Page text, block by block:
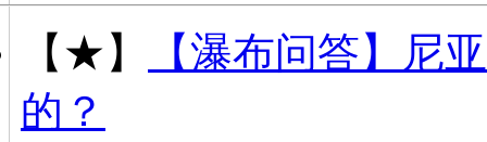
【★】
【瀑布问答】尼
的？